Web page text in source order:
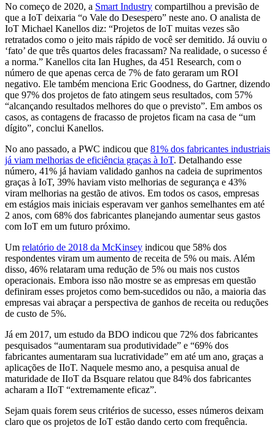
No começo de 2020, a Smart Industry compartilhou a previsão de
que a IoT deixaria “o Vale do Desespero” neste ano. O analista de
IoT Michael Kanellos diz: “Projetos de IoT muitas vezes são
retratados como o jeito mais rápido de você ser demitido. Já ouviu o
‘fato’ de que três quartos deles fracassam? Na realidade, o sucesso é
a norma.” Kanellos cita Ian Hughes, da 451 Research, com o
número de que apenas cerca de 7% de fato geraram um ROI
negativo. Ele também menciona Eric Goodness, do Gartner, dizendo
que 97% dos projetos de fato atingem seus resultados, com 57%
“alcançando resultados melhores do que o previsto”. Em ambos os
casos, as contagens de fracasso de projetos ficam na casa de “um
dígito”, conclui Kanellos.
No ano passado, a PWC indicou que 81% dos fabricantes industriais
já viam melhorias de eficiência graças à IoT. Detalhando esse
número, 41% já haviam validado ganhos na cadeia de suprimentos
graças à IoT, 39% haviam visto melhorias de segurança e 43%
viram melhorias na gestão de ativos. Em todos os casos, empresas
em estágios mais iniciais esperavam ver ganhos semelhantes em até
2 anos, com 68% dos fabricantes planejando aumentar seus gastos
com IoT em um futuro próximo.
Um relatório de 2018 da McKinsey indicou que 58% dos
respondentes viram um aumento de receita de 5% ou mais. Além
disso, 46% relataram uma redução de 5% ou mais nos custos
operacionais. Embora isso não mostre se as empresas em questão
definiram esses projetos como bem-sucedidos ou não, a maioria das
empresas vai abraçar a perspectiva de ganhos de receita ou reduções
de custo de 5%.
Já em 2017, um estudo da BDO indicou que 72% dos fabricantes
pesquisados “aumentaram sua produtividade” e “69% dos
fabricantes aumentaram sua lucratividade” em até um ano, graças a
aplicações de IIoT. Naquele mesmo ano, a pesquisa anual de
maturidade de IIoT da Bsquare relatou que 84% dos fabricantes
acharam a IIoT “extremamente eficaz”.
Sejam quais forem seus critérios de sucesso, esses números deixam
claro que os projetos de IoT estão dando certo com frequência.